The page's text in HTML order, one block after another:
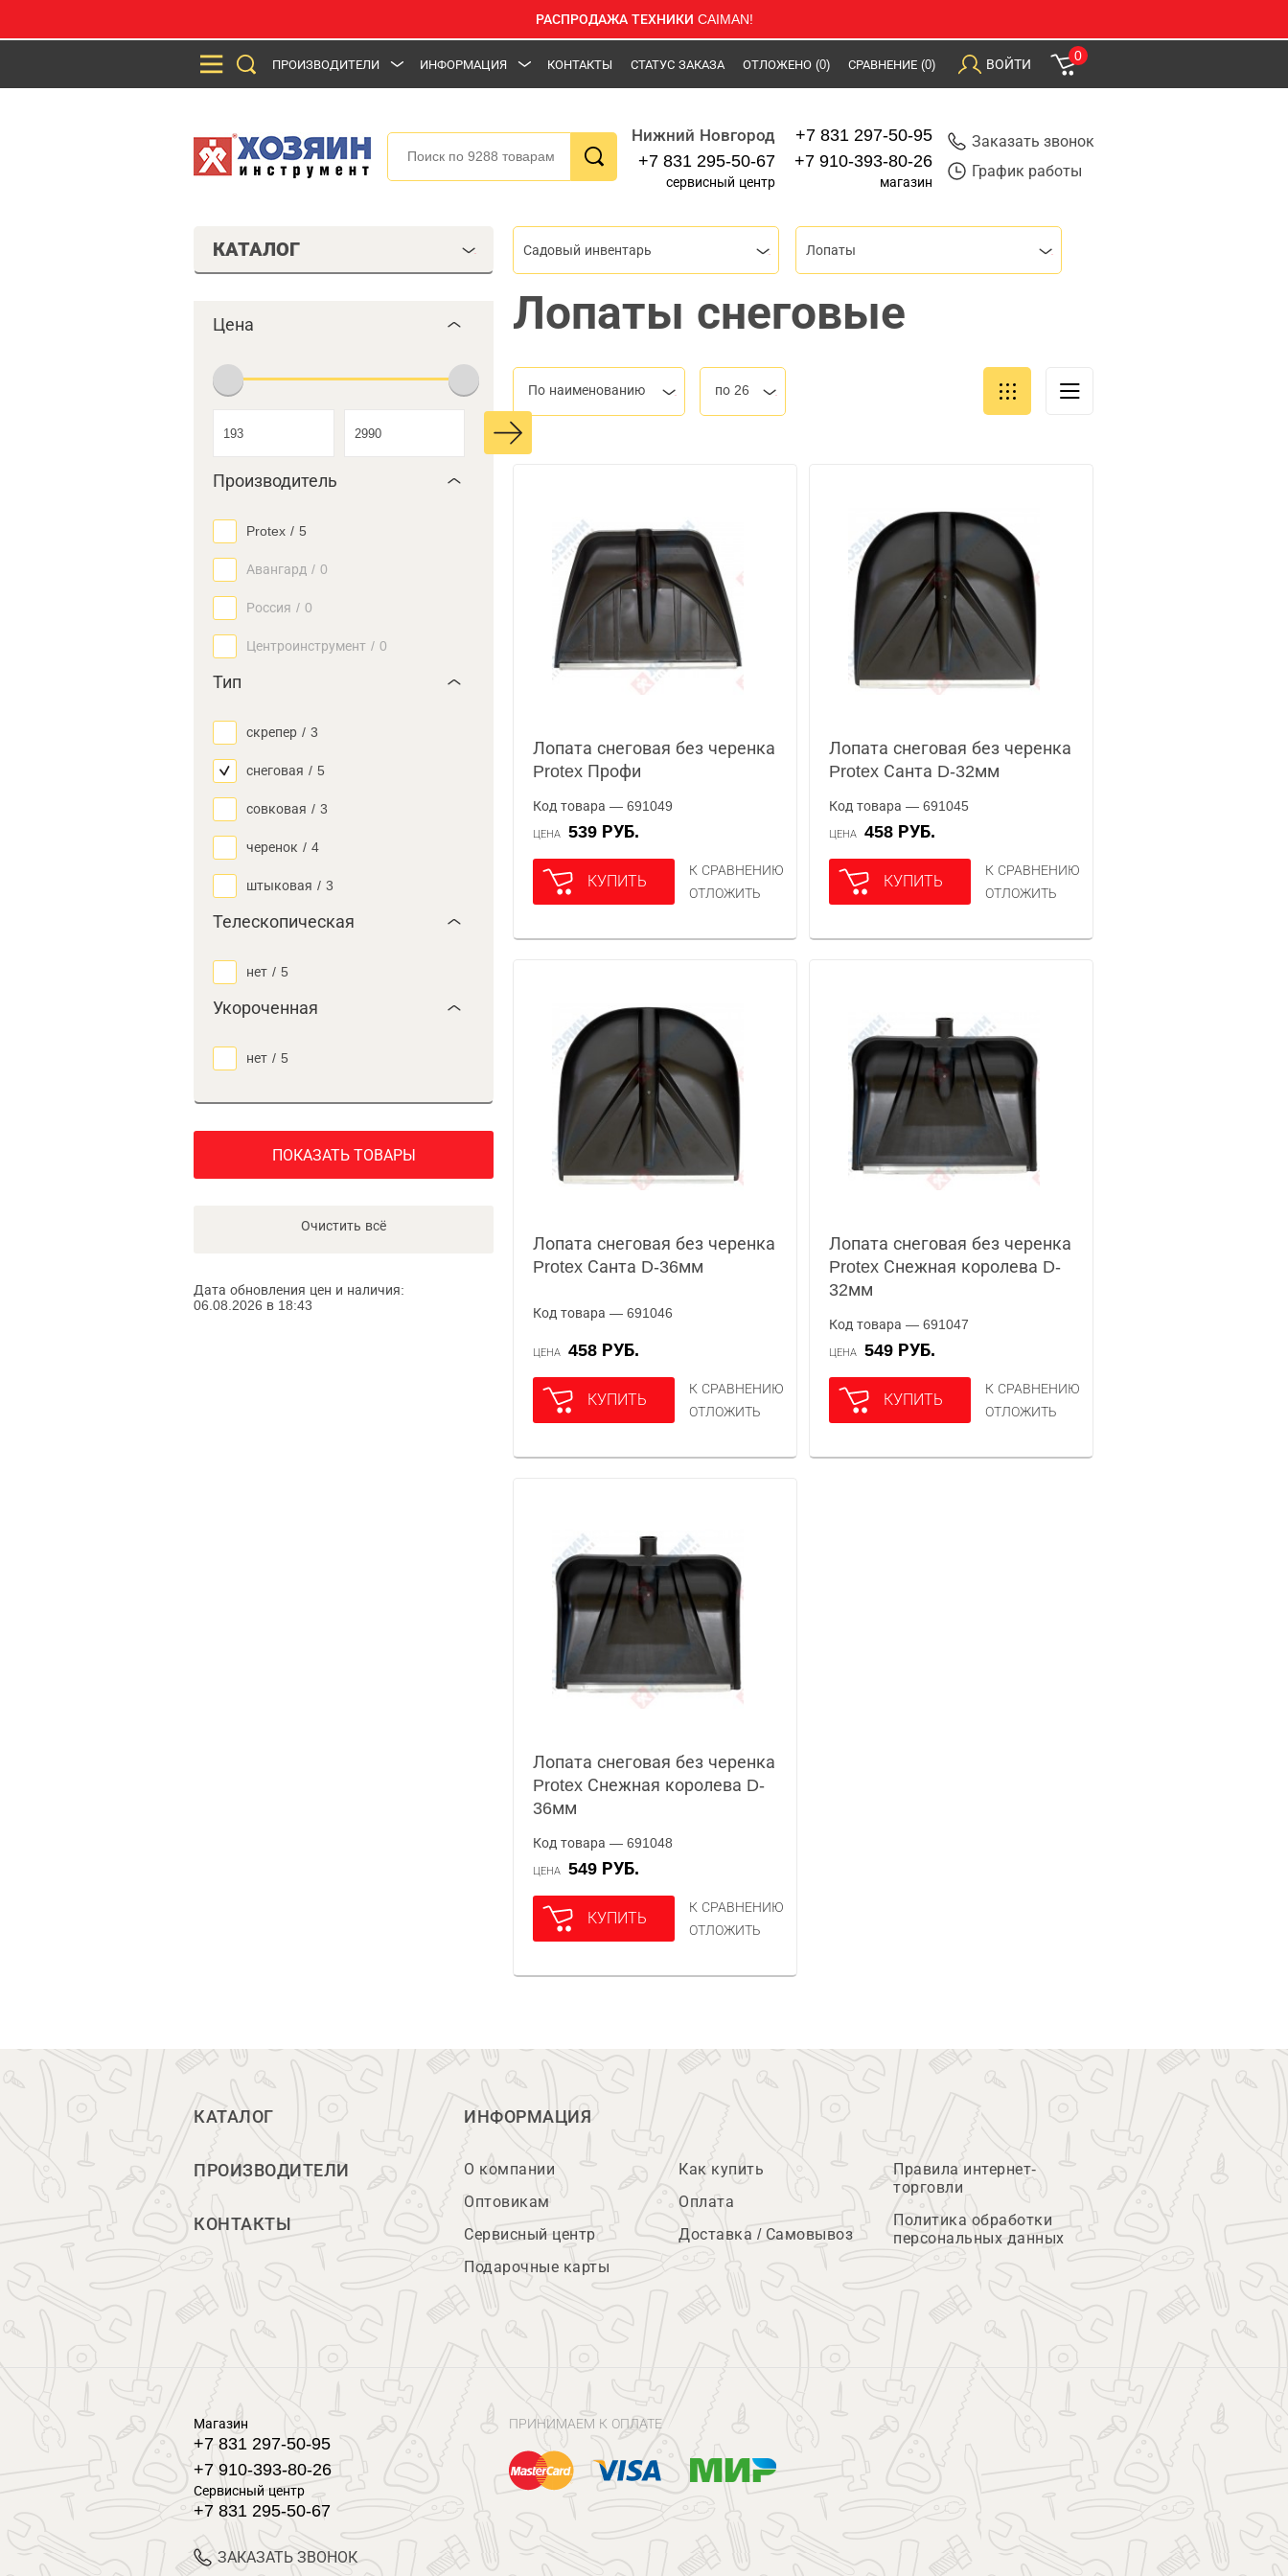
РАСПРОДАЖА ТЕХНИКИ CAIMAN!
ПРОИЗВОДИТЕЛИ ИНФОРМАЦИЯ КОНТАКТЫ СТАТУС ЗАКАЗА ОТЛОЖЕНО (0) СРАВНЕНИЕ (0) ВОЙТИ
0
Нижний Новгород
+7 831 295-50-67
сервисный центр
+7 831 297-50-95
+7 910-393-80-26
магазин
Заказать звонок
График работы
КАТАЛОГ
Цена
Производитель
Protex / 5
Авангард / 0
Россия / 0
Центроинструмент / 0
Тип
скрепер / 3
снеговая / 5
совковая / 3
черенок / 4
штыковая / 3
Телескопическая
нет / 5
Укороченная
нет / 5
ПОКАЗАТЬ ТОВАРЫ
Очистить всё
Дата обновления цен и наличия:
06.08.2026 в 18:43
Садовый инвентарь Лопаты
Лопаты снеговые
По наименованию по 26
Лопата снеговая без черенка
Protex Профи
Код товара — 691049
ЦЕНА 539 РУБ.
КУПИТЬ
К СРАВНЕНИЮ
ОТЛОЖИТЬ
Лопата снеговая без черенка
Protex Санта D-32мм
Код товара — 691045
ЦЕНА 458 РУБ.
КУПИТЬ
К СРАВНЕНИЮ
ОТЛОЖИТЬ
Лопата снеговая без черенка
Protex Санта D-36мм
Код товара — 691046
ЦЕНА 458 РУБ.
КУПИТЬ
К СРАВНЕНИЮ
ОТЛОЖИТЬ
Лопата снеговая без черенка
Protex Снежная королева D-
32мм
Код товара — 691047
ЦЕНА 549 РУБ.
КУПИТЬ
К СРАВНЕНИЮ
ОТЛОЖИТЬ
Лопата снеговая без черенка
Protex Снежная королева D-
36мм
Код товара — 691048
ЦЕНА 549 РУБ.
КУПИТЬ
К СРАВНЕНИЮ
ОТЛОЖИТЬ
КАТАЛОГ
ПРОИЗВОДИТЕЛИ
КОНТАКТЫ
ИНФОРМАЦИЯ
О компании
Оптовикам
Сервисный центр
Подарочные карты
Как купить
Оплата
Доставка / Самовывоз
Правила интернет-
торговли
Политика обработки
персональных данных
Магазин
+7 831 297-50-95
+7 910-393-80-26
Сервисный центр
+7 831 295-50-67
ЗАКАЗАТЬ ЗВОНОК
ПРИНИМАЕМ К ОПЛАТЕ